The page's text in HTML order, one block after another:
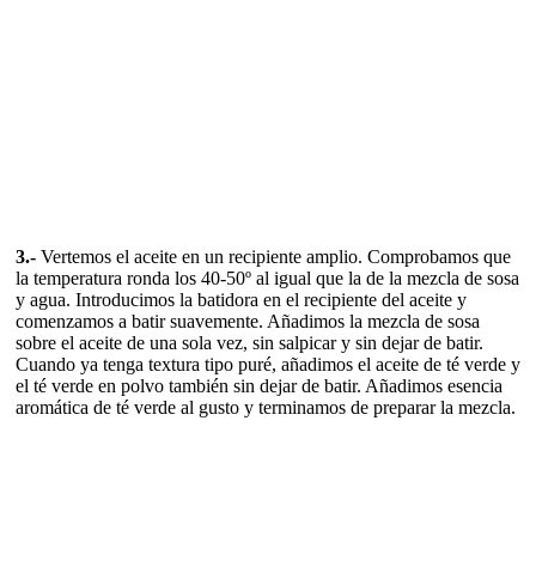
3.- Vertemos el aceite en un recipiente amplio. Comprobamos que
la temperatura ronda los 40-50º al igual que la de la mezcla de sosa
y agua. Introducimos la batidora en el recipiente del aceite y
comenzamos a batir suavemente. Añadimos la mezcla de sosa
sobre el aceite de una sola vez, sin salpicar y sin dejar de batir.
Cuando ya tenga textura tipo puré, añadimos el aceite de té verde y
el té verde en polvo también sin dejar de batir. Añadimos esencia
aromática de té verde al gusto y terminamos de preparar la mezcla.